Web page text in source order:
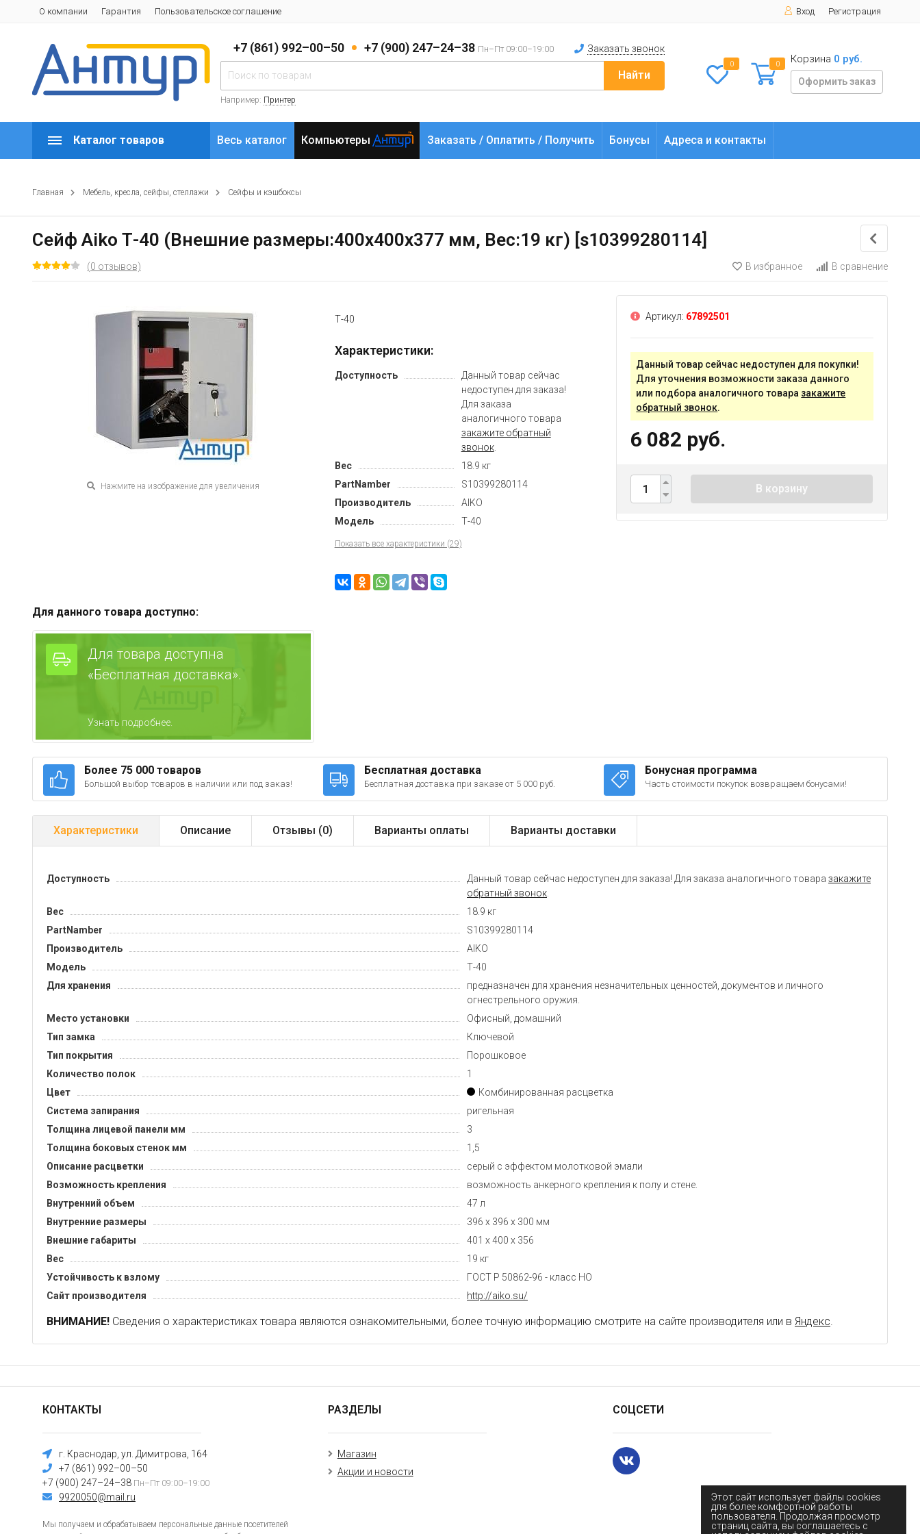
Этот сайт использует файлы cookies
для более комфортной работы
пользователя. Продолжая просмотр
страниц сайта, вы соглашаетесь с
О компании Гарантия Пользовательское соглашение Вход Регистрация
+7 (861) 992–00–50 +7 (900) 247–24–38 Пн–Пт 09:00–19:00 Заказать звонок
Найти
Например: Принтер
0 0 Корзина 0 руб.
Оформить заказ
Каталог товаров Весь каталог Компьютеры Заказать / Оплатить / Получить Бонусы Адреса и контакты
Главная Мебель, кресла, сейфы, стеллажи Сейфы и кэшбоксы
Сейф Aiko Т-40 (Внешние размеры:400х400х377 мм, Вес:19 кг) [s10399280114]
(0 отзывов) В избранное В сравнение
Нажмите на изображение для увеличения
Т-40
Характеристики:
Доступность
Данный товар сейчас
недоступен для заказа!
Для заказа
аналогичного товара
закажите обратный
звонок.
Вес
18.9 кг
PartNamber
S10399280114
Производитель
AIKO
Модель
Т-40
Показать все характеристики (29)
Для данного товара доступно:
Для товара доступна
«Бесплатная доставка».
Узнать подробнее.
Артикул: 67892501
Данный товар сейчас недоступен для покупки!
Для уточнения возможности заказа данного
или подбора аналогичного товара закажите
обратный звонок.
6 082 руб.
В корзину
Более 75 000 товаров
Большой выбор товаров в наличии или под заказ!
Бесплатная доставка
Бесплатная доставка при заказе от 5 000 руб.
Бонусная программа
Часть стоимости покупок возвращаем бонусами!
Характеристики Описание Отзывы (0) Варианты оплаты Варианты доставки
Доступность Данный товар сейчас недоступен для заказа! Для заказа аналогичного товара закажите
обратный звонок
Вес
18.9 кг
PartNamber
S10399280114
Производитель
AIKO
Модель
Т-40
Для хранения
предназначен для хранения незначительных ценностей, документов и личного
огнестрельного оружия.
Место установки
Офисный, домашний
Тип замка
Ключевой
Тип покрытия
Порошковое
Количество полок
1
Цвет
Комбинированная расцветка
Система запирания
ригельная
Толщина лицевой панели мм
3
Толщина боковых стенок мм
1,5
Описание расцветки
серый с эффектом молотковой эмали
Возможность крепления
возможность анкерного крепления к полу и стене.
Внутренний объем
47 л
Внутренние размеры
396 х 396 х 300 мм
Внешние габариты
401 х 400 х 356
Вес
19 кг
Устойчивость к взлому
ГОСТ Р 50862-96 - класс НО
Сайт производителя
http://aiko.su/
ВНИМАНИЕ! Сведения о характеристиках товара являются ознакомительными, более точную информацию смотрите на сайте производителя или в Яндекс.
КОНТАКТЫ
г. Краснодар, ул. Димитрова, 164
+7 (861) 992–00–50
+7 (900) 247–24–38 Пн–Пт 09:00–19:00
9920050@mail.ru
Мы получаем и обрабатываем персональные данные посетителей
РАЗДЕЛЫ
Магазин
Акции и новости
СОЦСЕТИ